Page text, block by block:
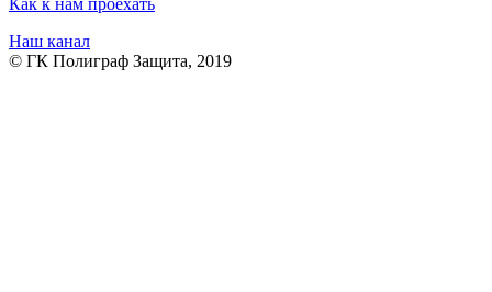
Как к нам проехать
Наш канал
© ГК Полиграф Защита, 2019